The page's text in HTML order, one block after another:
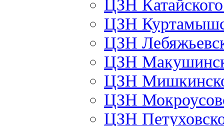
ЦЗН
ЦЗН
ЦЗН
ЦЗН
ЦЗН
ЦЗН
ЦЗН